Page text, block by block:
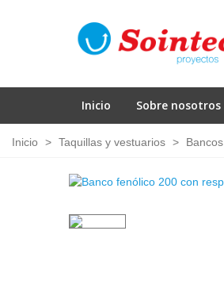
Inicio Sobre nosotros
Inicio > Taquillas y vestuarios > Bancos